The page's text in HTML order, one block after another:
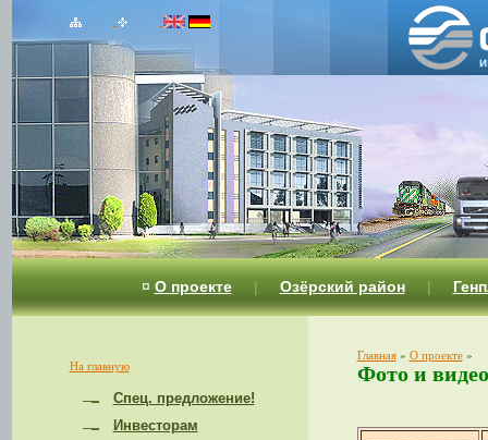
¤ О проекте | Озёрский район |
На главную
Спец. предложение!
Инвесторам
Главная» О проекте»
Фото и видео